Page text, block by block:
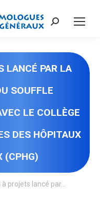
Recherche
LANCÉ PAR LA
SOUFFLE
LE COLLÈGE
DES HÔPITAUX
(CPHG)
projets lancé par…